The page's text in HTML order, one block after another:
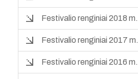
Festivalio renginiai 2018 m.
Festivalio renginiai 2017 m.
Festivalio renginiai 2016 m.